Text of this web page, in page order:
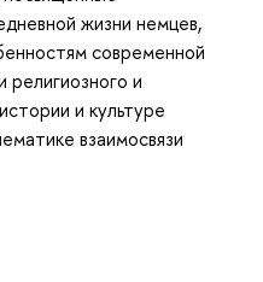
жизни немцев,
современной
и
и культуре
взаимосвязи